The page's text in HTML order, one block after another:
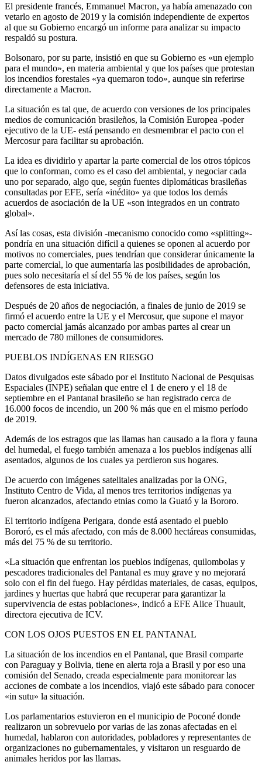
El presidente francés, Emmanuel Macron, ya había amenazado con
vetarlo en agosto de 2019 y la comisión independiente de expertos
al que su Gobierno encargó un informe para analizar su impacto
respaldó su postura.
Bolsonaro, por su parte, insistió en que su Gobierno es «un ejemplo
para el mundo», en materia ambiental y que los países que protestan
los incendios forestales «ya quemaron todo», aunque sin referirse
directamente a Macron.
La situación es tal que, de acuerdo con versiones de los principales
medios de comunicación brasileños, la Comisión Europea -poder
ejecutivo de la UE- está pensando en desmembrar el pacto con el
Mercosur para facilitar su aprobación.
La idea es dividirlo y apartar la parte comercial de los otros tópicos
que lo conforman, como es el caso del ambiental, y negociar cada
uno por separado, algo que, según fuentes diplomáticas brasileñas
consultadas por EFE, sería «inédito» ya que todos los demás
acuerdos de asociación de la UE «son integrados en un contrato
global».
Así las cosas, esta división -mecanismo conocido como «splitting»-
pondría en una situación difícil a quienes se oponen al acuerdo por
motivos no comerciales, pues tendrían que considerar únicamente la
parte comercial, lo que aumentaría las posibilidades de aprobación,
pues solo necesitaría el sí del 55 % de los países, según los
defensores de esta iniciativa.
Después de 20 años de negociación, a finales de junio de 2019 se
firmó el acuerdo entre la UE y el Mercosur, que supone el mayor
pacto comercial jamás alcanzado por ambas partes al crear un
mercado de 780 millones de consumidores.
PUEBLOS INDÍGENAS EN RIESGO
Datos divulgados este sábado por el Instituto Nacional de Pesquisas
Espaciales (INPE) señalan que entre el 1 de enero y el 18 de
septiembre en el Pantanal brasileño se han registrado cerca de
16.000 focos de incendio, un 200 % más que en el mismo período
de 2019.
Además de los estragos que las llamas han causado a la flora y fauna
del humedal, el fuego también amenaza a los pueblos indígenas allí
asentados, algunos de los cuales ya perdieron sus hogares.
De acuerdo con imágenes satelitales analizadas por la ONG,
Instituto Centro de Vida, al menos tres territorios indígenas ya
fueron alcanzados, afectando etnias como la Guató y la Bororo.
El territorio indígena Perigara, donde está asentado el pueblo
Bororó, es el más afectado, con más de 8.000 hectáreas consumidas,
más del 75 % de su territorio.
«La situación que enfrentan los pueblos indígenas, quilombolas y
pescadores tradicionales del Pantanal es muy grave y no mejorará
solo con el fin del fuego. Hay pérdidas materiales, de casas, equipos,
jardines y huertas que habrá que recuperar para garantizar la
supervivencia de estas poblaciones», indicó a EFE Alice Thuault,
directora ejecutiva de ICV.
CON LOS OJOS PUESTOS EN EL PANTANAL
La situación de los incendios en el Pantanal, que Brasil comparte
con Paraguay y Bolivia, tiene en alerta roja a Brasil y por eso una
comisión del Senado, creada especialmente para monitorear las
acciones de combate a los incendios, viajó este sábado para conocer
«in sutu» la situación.
Los parlamentarios estuvieron en el municipio de Poconé donde
realizaron un sobrevuelo por varias de las zonas afectadas en el
humedal, hablaron con autoridades, pobladores y representantes de
organizaciones no gubernamentales, y visitaron un resguardo de
animales heridos por las llamas.